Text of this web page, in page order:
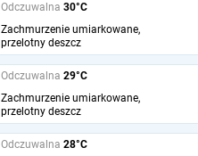
Odczuwalna 30°C
Zachmurzenie umiarkowane,
przelotny deszcz
Odczuwalna 29°C
Zachmurzenie umiarkowane,
przelotny deszcz
Odczuwalna 28°C